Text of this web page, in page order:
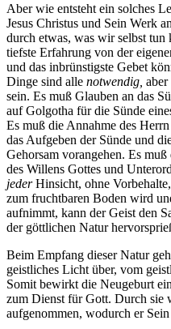
Aber wie entsteht ein solches
Jesus Christus und Sein Werk
durch etwas, was wir selbst
tiefste Erfahrung von der
und das inbrünstigste Gebet
Dinge sind alle notwendig, aber
sein. Es muß Glauben an das
auf Golgotha für die Sünde
Es muß die Annahme des
das Aufgeben der Sünde und
Gehorsam vorangehen. Es
des Willens Gottes und
jederHinsicht, ohne
zum fruchtbaren Boden wird
aufnimmt, kann der Geist den
der göttlichen Natur
Beim Empfang dieser Natur
geistliches Licht über, vom
Somit bewirkt die Neugeburt
zum Dienst für Gott. Durch sie
aufgenommen, wodurch er